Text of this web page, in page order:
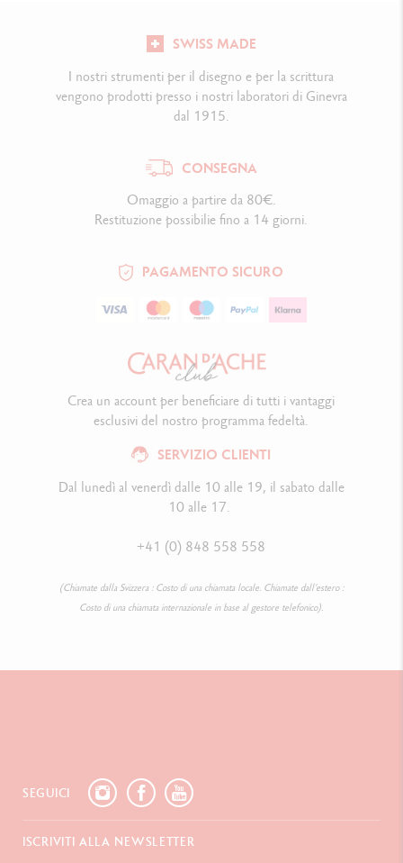
SWISS MADE
I nostri strumenti per il disegno e per la scrittura
vengono prodotti presso i nostri laboratori di Ginevra
dal 1915.
CONSEGNA
Omaggio a partire da 80€.
Restituzione possibilie fino a 14 giorni.
PAGAMENTO SICURO
SERVIZIO CLIENTI
Dal lunedì al venerdì dalle 10 alle 19, il sabato dalle
10 alle 17.
+41 (0) 848 558 558
(Chiamate dalla Svizzera : Costo di una chiamata locale. Chiamate dall’estero :
Costo di una chiamata internazionale in base al gestore telefonico).
Crea un account per beneficiare di tutti i vantaggi
esclusivi del nostro programma fedeltà.
SEGUICI
ISCRIVITI ALLA NEWSLETTER